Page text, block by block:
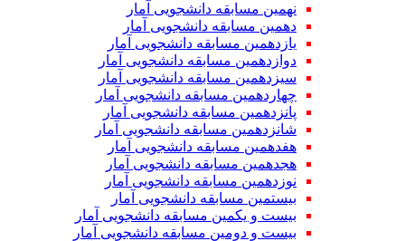
نهمین مسابقه دانشجویی آمار
دهمین مسابقه دانشجویی آمار
یازدهمین مسابقه دانشجویی آمار
دوازدهمین مسابقه دانشجویی آمار
سیزدهمین مسابقه دانشجویی آمار
چهاردهمین مسابقه دانشجویی آمار
پانزدهمین مسابقه دانشجویی آمار
شانزدهمین مسابقه دانشجویی آمار
هفدهمین مسابقه دانشجویی آمار
هجدهمین مسابقه دانشجویی آمار
نوزدهمین مسابقه دانشجویی آمار
بیستمین مسابقه دانشجویی آمار
بیست و یکمین مسابقه دانشجویی آمار
بیست و دومین مسابقه دانشجویی آمار